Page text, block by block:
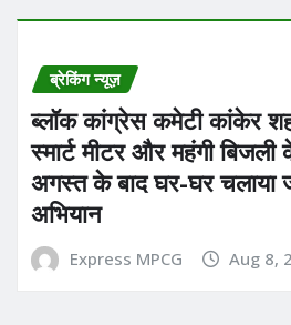
ब्रेकिंग न्यूज़
ब्लॉक कांग्रेस कमेटी कांकेर
स्मार्ट मीटर और महंगी
अगस्त के बाद घर-घर चलाया
अभियान
Express MPCG Aug 8,